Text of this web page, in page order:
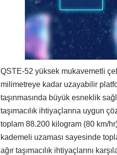
QSTE-52 yüksek mukavemetli
milimetreye kadar uzayabilir
taşınmasında büyük esneklik
taşımacılık ihtiyaçlarına uygun
toplam 88.200 kilogram (80 km/
kademeli uzaması sayesinde
ağır taşımacılık ihtiyaçlarını